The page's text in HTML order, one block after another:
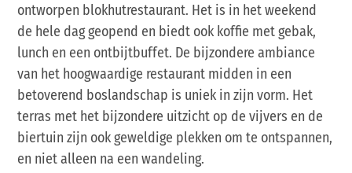
ontworpen blokhutrestaurant. Het is in het weekend
de hele dag geopend en biedt ook koffie met gebak,
lunch en een ontbijtbuffet. De bijzondere ambiance
van het hoogwaardige restaurant midden in een
betoverend boslandschap is uniek in zijn vorm. Het
terras met het bijzondere uitzicht op de vijvers en de
biertuin zijn ook geweldige plekken om te ontspannen,
en niet alleen na een wandeling.